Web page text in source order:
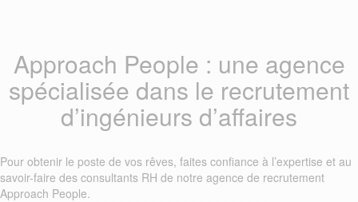
Approach People : une agence
spécialisée dans le recrutement
d’ingénieurs d’affaires
Pour obtenir le poste de vos rêves, faites confiance à l’expertise et au
savoir-faire des consultants RH de notre agence de recrutement
Approach People.